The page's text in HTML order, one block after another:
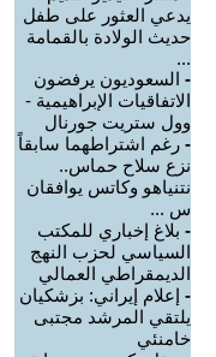
يدعي العثور على طفل
حديث الولادة بالقمامة
...
- السعوديون يرفضون
الاتفاقيات الإبراهيمية -
وول ستريت جورنال
- رغم اشتراطهما سابقاً
نزع سلاح حماس..
نتنياهو وكاتس يوافقان
س ...
- بلاغ إخباري للمكتب
السياسي لحزب النهج
الديمقراطي العمالي
- إعلام إيراني: بزشكيان
يلتقي المرشد مجتبى
خامنئي